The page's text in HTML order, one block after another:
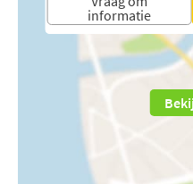
informatie